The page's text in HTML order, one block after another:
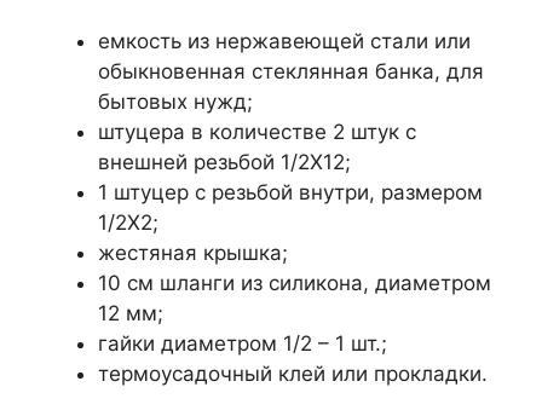
емкость из нержавеющей стали или
обыкновенная стеклянная банка, для
бытовых нужд;
штуцера в количестве 2 штук с
внешней резьбой 1/2Х12;
1 штуцер с резьбой внутри, размером
1/2Х2;
жестяная крышка;
10 см шланги из силикона, диаметром
12 мм;
гайки диаметром 1/2 – 1 шт.;
термоусадочный клей или прокладки.